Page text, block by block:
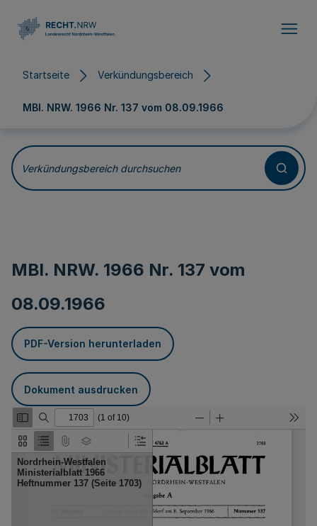
Startseite Verkündungsbereich
MBl. NRW. 1966 Nr. 137 vom 08.09.1966
Verkündungsbereich durchsuchen
MBl. NRW. 1966 Nr. 137 vom
08.09.1966
PDF-Version herunterladen
Dokument ausdrucken